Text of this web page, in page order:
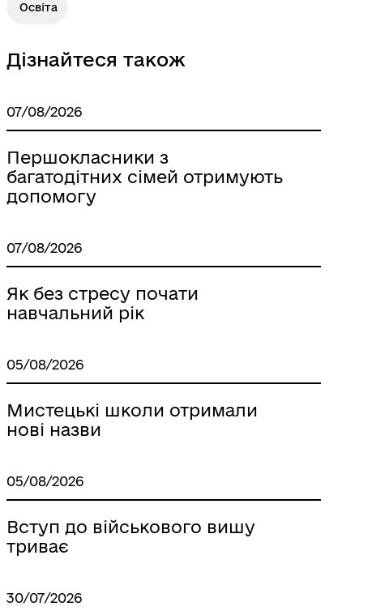
Освіта
Дізнайтеся також
07/08/2026
Першокласники з
багатодітних сімей отримують
допомогу
07/08/2026
Як без стресу почати
навчальний рік
05/08/2026
Мистецькі школи отримали
нові назви
05/08/2026
Вступ до військового вишу
триває
30/07/2026